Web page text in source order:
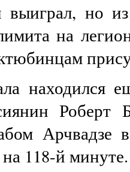
выиграл, но
на
находился
Роберт
Арчвадзе
118-й минуте.